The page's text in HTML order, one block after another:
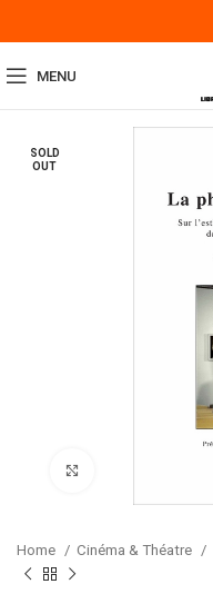
MENU
SOLD
OUT
Home Cinéma & Théatre